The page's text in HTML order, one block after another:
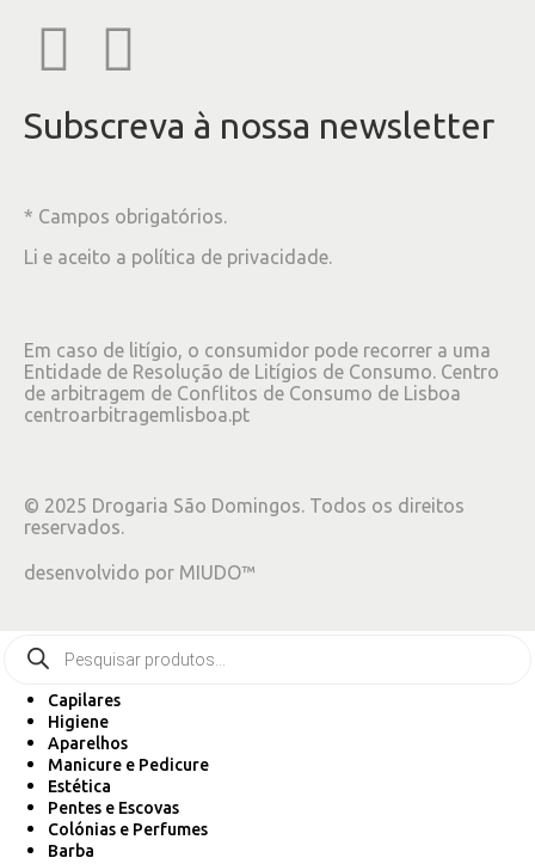
Subscreva à nossa newsletter
* Campos obrigatórios.
Li e aceito a política de privacidade.
Em caso de litígio, o consumidor pode recorrer a uma
Entidade de Resolução de Litígios de Consumo. Centro
de arbitragem de Conflitos de Consumo de Lisboa
centroarbitragemlisboa.pt
© 2025 Drogaria São Domingos. Todos os direitos
reservados.
desenvolvido por MIUDO™
Capilares
Higiene
Aparelhos
Manicure e Pedicure
Estética
Pentes e Escovas
Colónias e Perfumes
Barba